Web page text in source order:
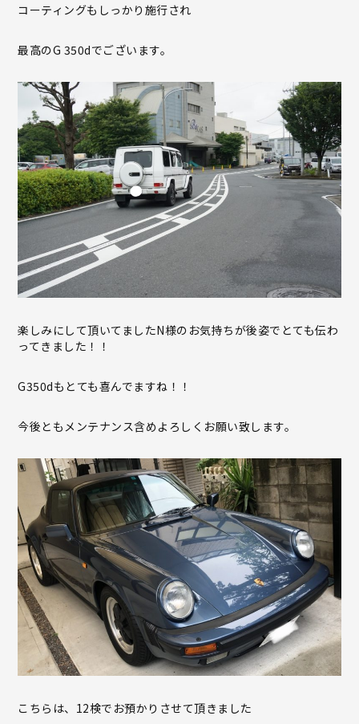
コーティングもしっかり施行され
最高のG 350dでございます。
楽しみにして頂いてましたN様のお気持ちが後姿でとても伝わ
ってきました！！
G350dもとても喜んでますね！！
今後ともメンテナンス含めよろしくお願い致します。
こちらは、12検でお預かりさせて頂きました